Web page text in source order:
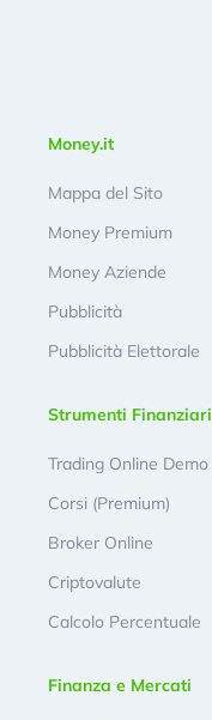
Money.it
Mappa del Sito
Money Premium
Money Aziende
Pubblicità
Pubblicità Elettorale
Strumenti Finanziari
Trading Online Demo
Corsi (Premium)
Broker Online
Criptovalute
Calcolo Percentuale
Finanza e Mercati